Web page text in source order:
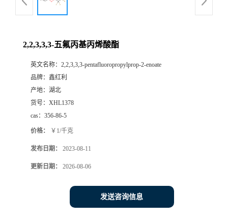
2,2,3,3,3-五氟丙基丙烯酸酯
英文名称： 2,2,3,3,3-pentafluoropropylprop-2-enoate
品牌： 鑫红利
产地： 湖北
货号： XHL1378
cas： 356-86-5
价格： ￥1/千克
发布日期： 2023-08-11
更新日期： 2026-08-06
发送咨询信息